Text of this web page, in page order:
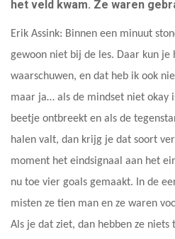
het veld kwam. Ze waren
Erik Assink: Binnen een minuut
gewoon niet bij de les. Daar kun je
waarschuwen, en dat heb ik ook
maar ja… als de mindset niet okay
beetje ontbreekt en als de
halen valt, dan krijg je dat soort
moment het eindsignaal aan het
nu toe vier goals gemaakt. In de
misten ze tien man en ze waren
Als je dat ziet, dan hebben ze niets